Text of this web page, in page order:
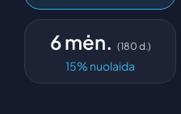
6 mėn. (180 d.)
15% nuolaida